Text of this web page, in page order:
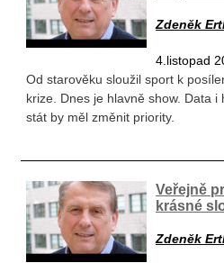
Zdeněk
4.listopad
Od starověku sloužil sport k
krize. Dnes je hlavně show. Data
stát by měl změnit priority.
Veřejně
krásné
Zdeněk